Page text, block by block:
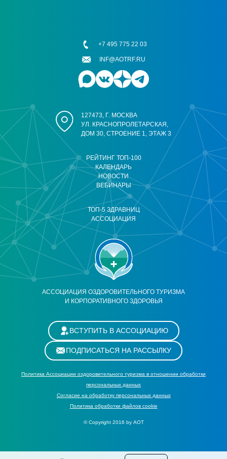
АССОЦИАЦИЯ ОЗДОРОВИТЕЛЬНОГО ТУРИЗМА
И КОРПОРАТИВНОГО ЗДОРОВЬЯ
РЕЙТИНГ ТОП-100
КАЛЕНДАРЬ
НОВОСТИ
ВЕБИНАРЫ
ТОП-5 ЗДРАВНИЦ
АССОЦИАЦИЯ
127473, Г. МОСКВА
УЛ. КРАСНОПРОЛЕТАРСКАЯ,
ДОМ 30, СТРОЕНИЕ 1, ЭТАЖ 3
+7 495 775 22 03
INF@AOTRF.RU
ВСТУПИТЬ В АССОЦИАЦИЮ
ПОДПИСАТЬСЯ НА РАССЫЛКУ
Политика Ассоциации оздоровительного туризма в отношении обработки
персональных данных
Cогласие на обработку персональных данных
Политика обработки файлов cookie
© Copyright 2016 by АОТ